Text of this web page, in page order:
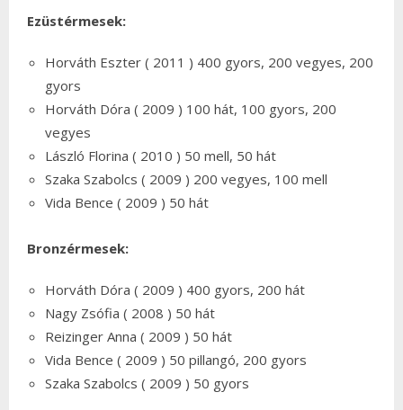
Ezüstérmesek:
Horváth Eszter ( 2011 ) 400 gyors, 200 vegyes, 200
gyors
Horváth Dóra ( 2009 ) 100 hát, 100 gyors, 200
vegyes
László Florina ( 2010 ) 50 mell, 50 hát
Szaka Szabolcs ( 2009 ) 200 vegyes, 100 mell
Vida Bence ( 2009 ) 50 hát
Bronzérmesek:
Horváth Dóra ( 2009 ) 400 gyors, 200 hát
Nagy Zsófia ( 2008 ) 50 hát
Reizinger Anna ( 2009 ) 50 hát
Vida Bence ( 2009 ) 50 pillangó, 200 gyors
Szaka Szabolcs ( 2009 ) 50 gyors